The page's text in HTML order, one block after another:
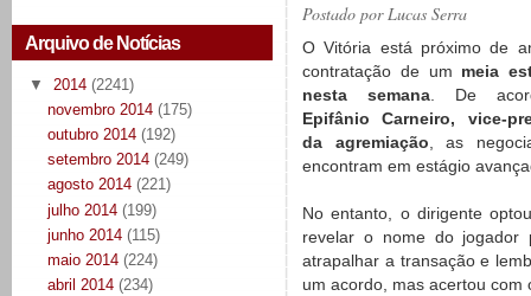
Arquivo de Notícias
▼ 2014 (2241)
novembro 2014 (175)
outubro 2014 (192)
setembro 2014 (249)
agosto 2014 (221)
julho 2014 (199)
junho 2014 (115)
maio 2014 (224)
abril 2014 (234)
Postado por Lucas Serra
O Vitória está próximo de
contratação de um meia
nesta semana . De
Epifânio Carneiro, vice-
da agremiação , as
encontram em estágio
No entanto, o dirigente
revelar o nome do jogador
atrapalhar a transação e
um acordo, mas acertou com